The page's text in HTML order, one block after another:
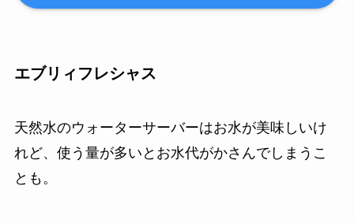
エブリィフレシャス
天然水のウォーターサーバーはお水が美味しいけ
れど、使う量が多いとお水代がかさんでしまうこ
とも。